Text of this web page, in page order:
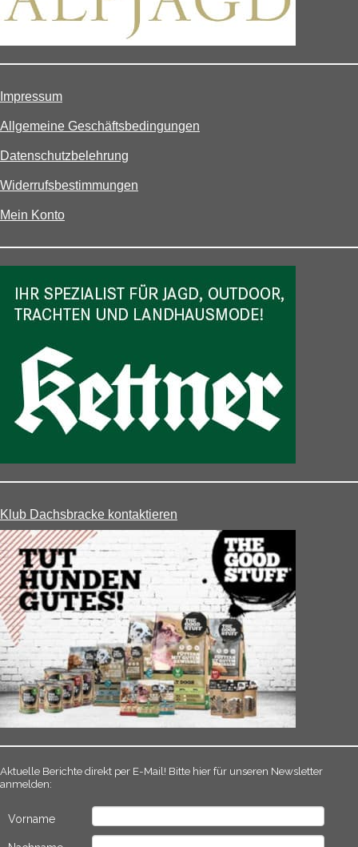
Impressum
Allgemeine Geschäftsbedingungen
Datenschutzbelehrung
Widerrufsbestimmungen
Mein Konto
Klub Dachsbracke kontaktieren
Aktuelle Berichte direkt per E-Mail! Bitte hier für unseren Newsletter
anmelden:
Vorname